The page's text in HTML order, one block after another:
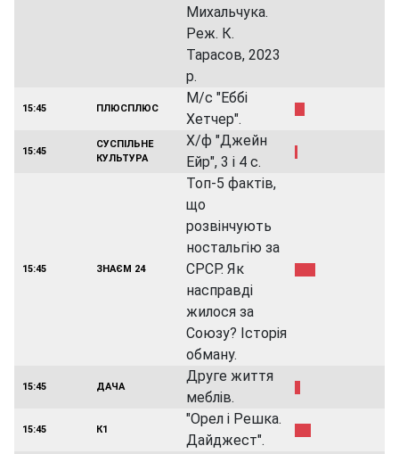
Михальчука.
Реж. К.
Тарасов, 2023
р.
15:45 ПЛЮСПЛЮС
М/с "Еббі
Хетчер".
15:45
СУСПІЛЬНЕ
КУЛЬТУРА
Х/ф "Джейн
Ейр", 3 і 4 с.
15:45 ЗНАЄМ 24
Топ-5 фактів,
що
розвінчують
ностальгію за
СРСР. Як
насправді
жилося за
Союзу? Історія
обману.
15:45 ДАЧА
Друге життя
меблів.
15:45 К1
"Орел і Решка.
Дайджест".